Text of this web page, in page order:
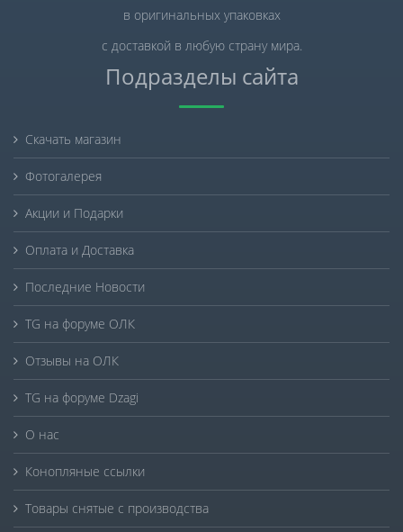
в оригинальных упаковках
с доставкой в любую страну мира.
Подразделы сайта
Скачать магазин
Фотогалерея
Акции и Подарки
Оплата и Доставка
Последние Новости
TG на форуме ОЛК
Отзывы на ОЛК
TG на форуме Dzagi
О нас
Конопляные ссылки
Товары снятые с производства